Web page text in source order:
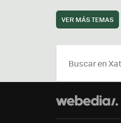
VER MÁS TEMAS